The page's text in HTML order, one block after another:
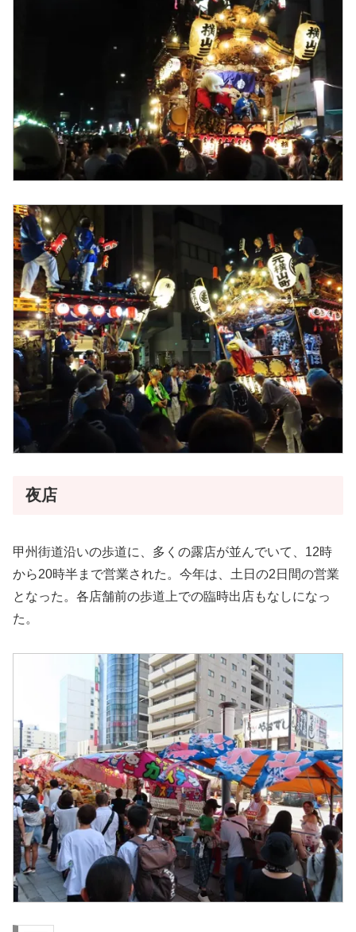
夜店
甲州街道沿いの歩道に、多くの露店が並んでいて、12時
から20時半まで営業された。今年は、土日の2日間の営業
となった。各店舗前の歩道上での臨時出店もなしになっ
た。